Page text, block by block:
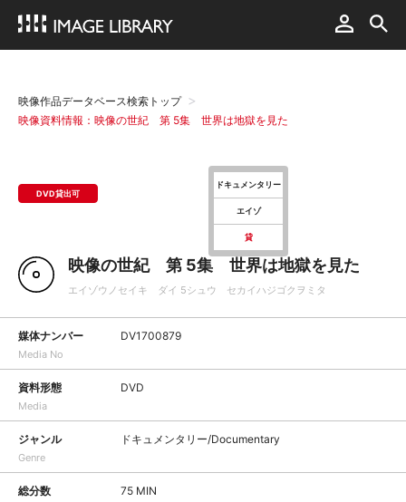
映像作品データベース検索トップ
映像資料情報：映像の世紀 第 5集 世界は地獄を見た
DVD貸出可
ドキュメンタリー
エイゾ
貸
映像の世紀 第 5集 世界は地獄を見た
エイゾウノセイキ ダイ 5シュウ セカイハジゴクヲミタ
媒体ナンバー
Media No
DV1700879
資料形態
Media
DVD
ジャンル
Genre
ドキュメンタリー/Documentary
総分数 75 MIN